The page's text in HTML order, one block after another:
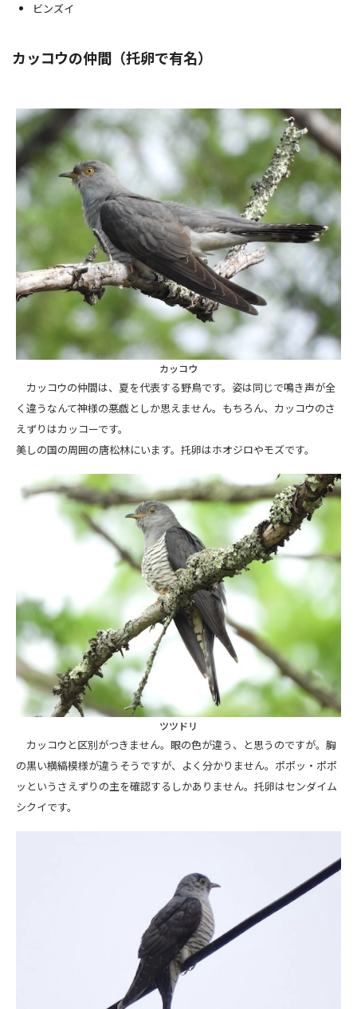
ビンズイ
カッコウの仲間（托卵で有名）
カッコウ
カッコウの仲間は、夏を代表する野鳥です。姿は同じで鳴き声が全
く違うなんて神様の悪戯としか思えません。もちろん、カッコウのさ
えずりはカッコーです。
美しの国の周囲の唐松林にいます。托卵はホオジロやモズです。
ツツドリ
カッコウと区別がつきません。眼の色が違う、と思うのですが。胸
の黒い横縞模様が違うそうですが、よく分かりません。ポポッ・ポポ
ッというさえずりの主を確認するしかありません。托卵はセンダイム
シクイです。